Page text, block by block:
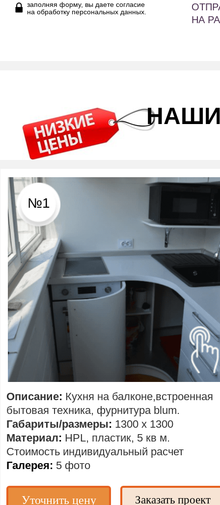
Уточнить цену
НА
заполняя форму, вы даете согласие
на обработку персональных данных.
Заказать проект
Описание: Кухня на балконе,встроенная
бытовая техника, фурнитура blum.
Габариты/размеры: 1300 х 1300
Материал: HPL, пластик, 5 кв м.
Стоимость индивидуальный расчет
Галерея: 5 фото
№1